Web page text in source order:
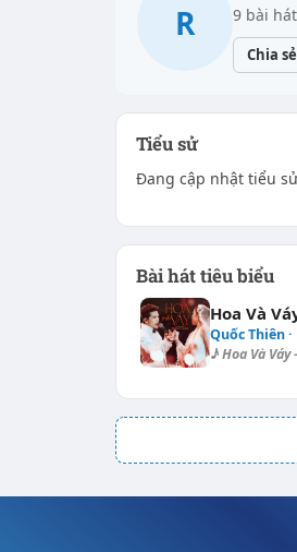
R 9 bài
Chia sẻ
Tiểu sử
Đang cập nhật tiểu
Bài hát tiêu biểu
Hoa Và
Quốc Thiên
♪ Hoa Và